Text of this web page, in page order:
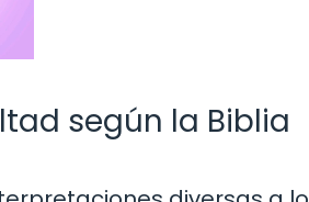
según la Biblia